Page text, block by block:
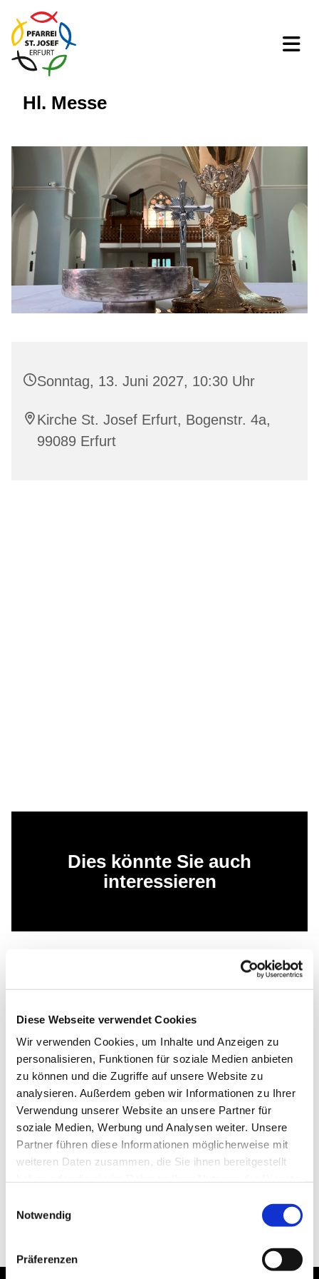
Diese Webseite verwendet Cookies
Wir verwenden Cookies, um Inhalte und Anzeigen zu
personalisieren, Funktionen für soziale Medien anbieten
zu können und die Zugriffe auf unsere Website zu
analysieren. Außerdem geben wir Informationen zu Ihrer
Verwendung unserer Website an unsere Partner für
soziale Medien, Werbung und Analysen weiter. Unsere
Partner führen diese Informationen möglicherweise mit
weiteren Daten zusammen, die Sie ihnen bereitgestellt
Notwendig
Präferenzen
Hl. Messe
Sonntag, 13. Juni 2027, 10:30 Uhr
Kirche St. Josef Erfurt, Bogenstr. 4a,
99089 Erfurt
Dies könnte Sie auch
interessieren